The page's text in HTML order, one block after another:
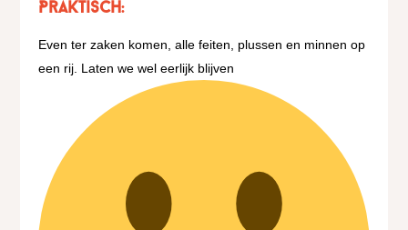
Praktisch:
Even ter zaken komen, alle feiten, plussen en minnen op
een rij. Laten we wel eerlijk blijven